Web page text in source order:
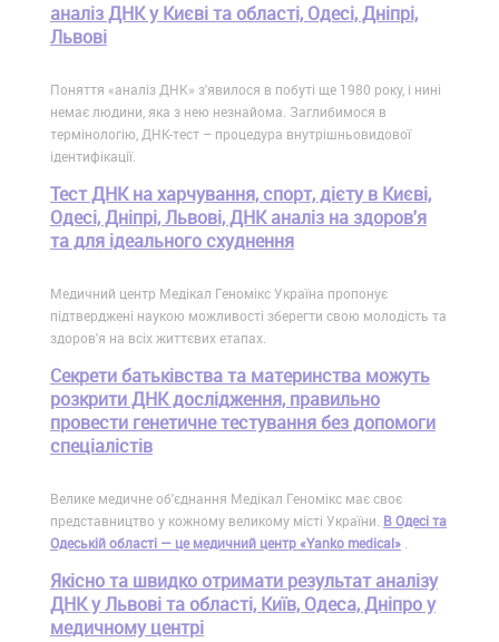
аналіз ДНК у Києві та області, Одесі, Дніпрі,
Львові
Поняття «аналіз ДНК» з'явилося в побуті ще 1980 року, і нині
немає людини, яка з нею незнайома. Заглибимося в
термінологію, ДНК-тест – процедура внутрішньовидової
ідентифікації.
Тест ДНК на харчування, спорт, дієту в Києві,
Одесі, Дніпрі, Львові, ДНК аналіз на здоров'я
та для ідеального схуднення
Медичний центр Медікал Геномікс Україна пропонує
підтверджені наукою можливості зберегти свою молодість та
здоров'я на всіх життєвих етапах.
Секрети батьківства та материнства можуть
розкрити ДНК дослідження, правильно
провести генетичне тестування без допомоги
спеціалістів
Велике медичне об'єднання Медікал Геномікс має своє
представництво у кожному великому місті України. В Одесі та
Одеській області — це медичний центр «Yanko medical»
Якісно та швидко отримати результат аналізу
ДНК у Львові та області, Київ, Одеса, Дніпро у
медичному центрі